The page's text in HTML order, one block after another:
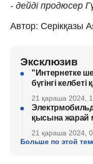
- дейді продюсер
Автор: Серікқазы
Эксклюзив
"Интернетке
бүгінгі келбеті
21 қараша 2024,
қысына жарай
21 қараша 2024,
Больше по этой